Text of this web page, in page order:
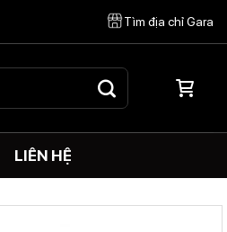
Tìm địa chỉ Gara
LIÊN HỆ